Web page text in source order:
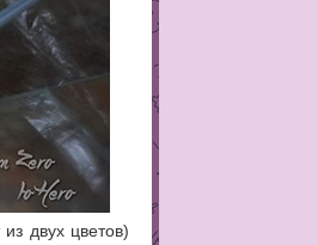
двух цветов)